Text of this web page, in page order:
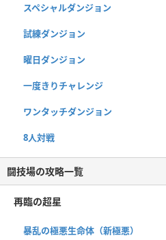
スペシャルダンジョン
試練ダンジョン
曜日ダンジョン
一度きりチャレンジ
ワンタッチダンジョン
8人対戦
闘技場の攻略一覧
再臨の超星
暴乱の極悪生命体（新極悪）